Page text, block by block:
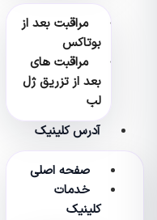
مراقبت بعد از
بوتاکس
مراقبت های
بعد از تزریق ژل
لب
آدرس کلینیک
صفحه اصلی
خدمات
کلینیک